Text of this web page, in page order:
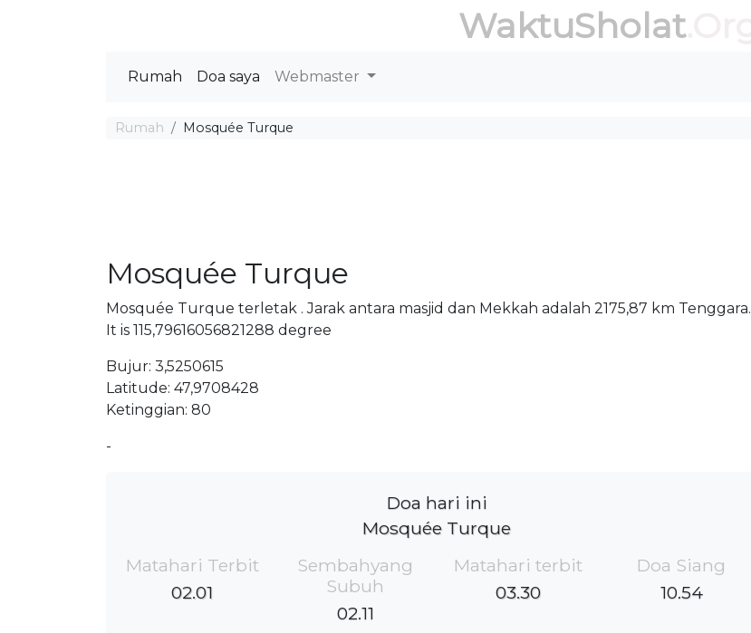
WaktuSholat.Org
Rumah Doa saya Webmaster
Rumah Mosquée Turque
Mosquée Turque
Mosquée Turque terletak . Jarak antara masjid dan Mekkah adalah 2175,87 km Tenggara.
It is 115,79616056821288 degree
Bujur: 3,5250615
Latitude: 47,9708428
Ketinggian: 80
-
Doa hari ini
Mosquée Turque
Matahari Terbit
02.01
Sembahyang
Subuh
02.11
Matahari terbit
03.30
Doa Siang
10.54